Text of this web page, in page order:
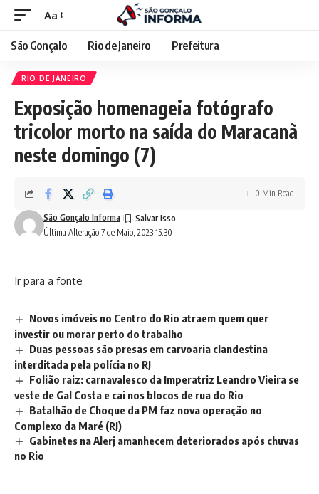
Aa
São Gonçalo Rio de Janeiro Prefeitura
RIO DE JANEIRO
Exposição homenageia fotógrafo
tricolor morto na saída do Maracanã
neste domingo (7)
Última Alteração 7 de Maio, 2023 15:30
São Gonçalo Informa
0 Min Read
Ir para a fonte
Novos imóveis no Centro do Rio atraem quem quer
investir ou morar perto do trabalho
Duas pessoas são presas em carvoaria clandestina
interditada pela polícia no RJ
Folião raiz: carnavalesco da Imperatriz Leandro Vieira se
veste de Gal Costa e cai nos blocos de rua do Rio
Batalhão de Choque da PM faz nova operação no
Complexo da Maré (RJ)
Gabinetes na Alerj amanhecem deteriorados após chuvas
no Rio